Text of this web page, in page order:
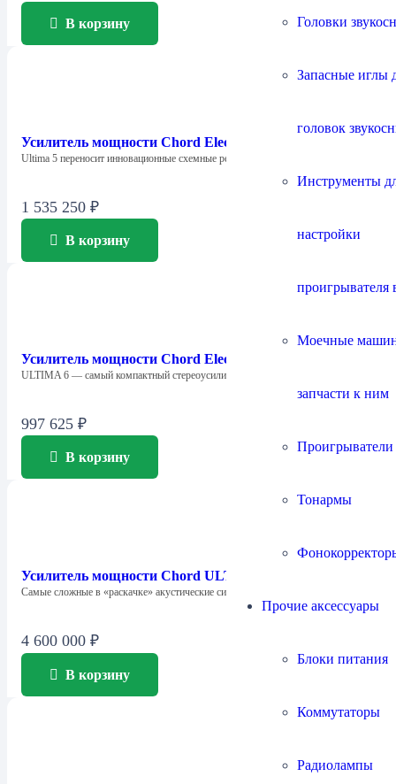
Головки
Запасные иглы
головок
Инструменты
настройки
проигрывателя
Моечные
запчасти к ним
Тонармы
Прочие аксессуары
Блоки питания
Коммутаторы
Радиолампы
В корзину
Усилитель мощности Chord Electronics Ultima 5
Ultima 5 переносит инновационные схемные решения…
1 535 250 ₽
В корзину
Усилитель мощности Chord Electronics Ultima 6
ULTIMA 6 — самый компактный стереоусилитель…
997 625 ₽
В корзину
Усилитель мощности Chord ULTIMA
Самые сложные в «раскачке» акустические системы…
4 600 000 ₽
В корзину